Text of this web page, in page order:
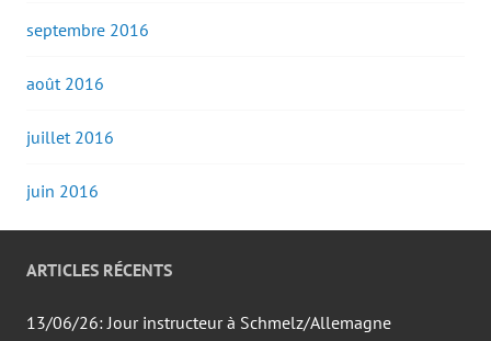
septembre 2016
août 2016
juillet 2016
juin 2016
ARTICLES RÉCENTS
13/06/26: Jour instructeur à Schmelz/Allemagne